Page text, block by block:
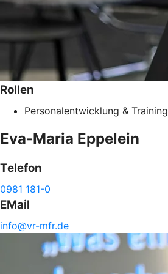
Rollen
Personalentwicklung & Training
Eva-Maria Eppelein
Telefon
0981 181-0
EMail
info@vr-mfr.de